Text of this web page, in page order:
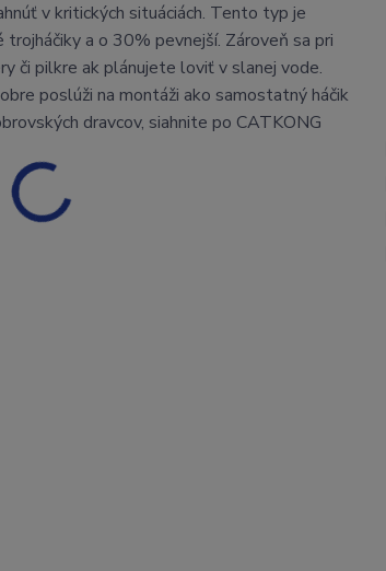
v kritických situáciách. Tento typ je
a o 30% pevnejší. Zároveň sa pri
či pilkre ak plánujete loviť v slanej vode.
poslúži na montáži ako samostatný háčik
dravcov, siahnite po CATKONG